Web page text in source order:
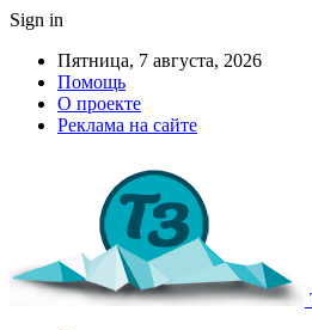
Sign in
Пятница, 7 августа, 2026
Помощь
О проекте
Реклама на сайте